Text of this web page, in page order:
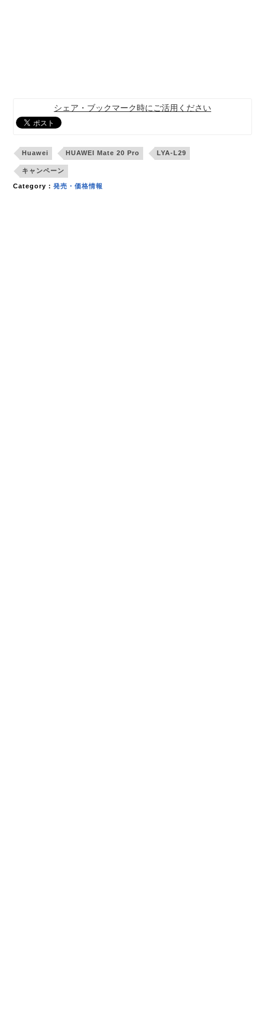
シェア・ブックマーク時にご活用ください
Huawei HUAWEI Mate 20 Pro LYA-L29
キャンペーン
Category：発売・価格情報